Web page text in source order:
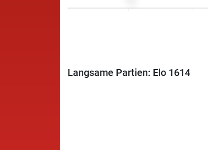
Langsame Partien: Elo 1614